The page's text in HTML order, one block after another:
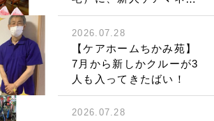
同席させていただきまし
た。
2026.07.28
【ケアホームちかみ苑】
7月から新しかクルーが3
人も入ってきたばい！
2026.07.28